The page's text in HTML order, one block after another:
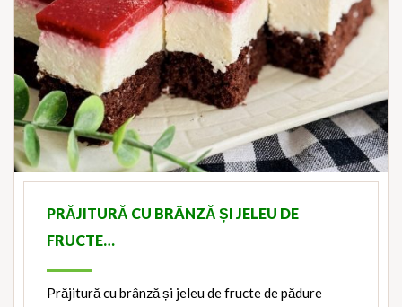
PRĂJITURĂ CU BRÂNZĂ ȘI JELEU DE
FRUCTE…
Prăjitură cu brânză și jeleu de fructe de pădure